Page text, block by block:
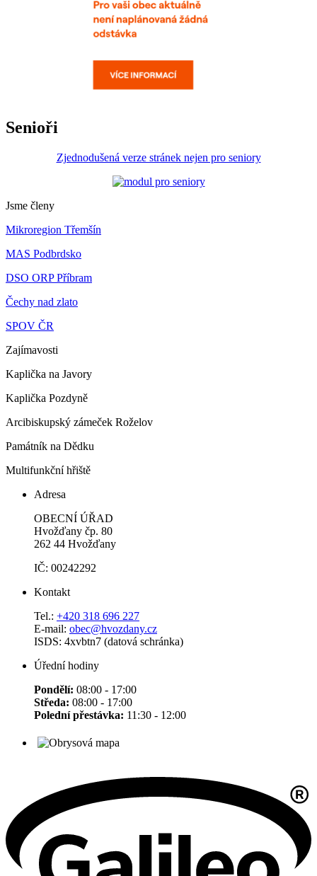
Senioři
Zjednodušená verze stránek nejen pro seniory
Jsme členy
Mikroregion Třemšín
MAS Podbrdsko
DSO ORP Příbram
Čechy nad zlato
SPOV ČR
Zajímavosti
Kaplička na Javory
Kaplička Pozdyně
Arcibiskupský zámeček Roželov
Památník na Dědku
Multifunkční hřiště
Adresa
OBECNÍ ÚŘAD
Hvožďany čp. 80
262 44 Hvožďany
IČ: 00242292
Kontakt
Tel.: +420 318 696 227
E-mail: obec@hvozdany.cz
ISDS: 4xvbtn7 (datová schránka)
Úřední hodiny
Pondělí: 08:00 - 17:00
Středa: 08:00 - 17:00
Polední přestávka: 11:30 - 12:00